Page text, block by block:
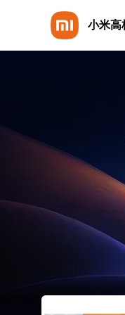
小米高